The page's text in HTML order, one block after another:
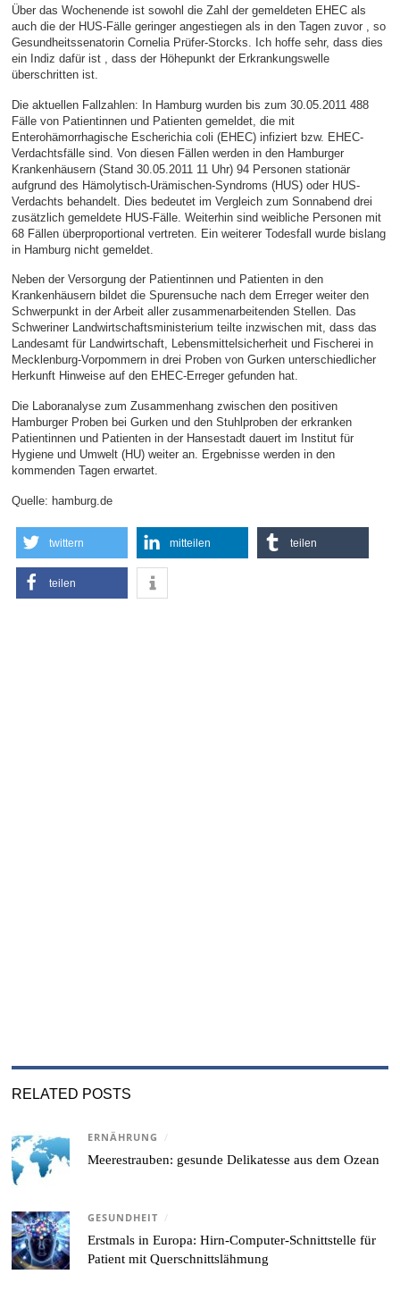
Über das Wochenende ist sowohl die Zahl der gemeldeten EHEC als
auch die der HUS-Fälle geringer angestiegen als in den Tagen zuvor , so
Gesundheitssenatorin Cornelia Prüfer-Storcks. Ich hoffe sehr, dass dies
ein Indiz dafür ist , dass der Höhepunkt der Erkrankungswelle
überschritten ist.
Die aktuellen Fallzahlen: In Hamburg wurden bis zum 30.05.2011 488
Fälle von Patientinnen und Patienten gemeldet, die mit
Enterohämorrhagische Escherichia coli (EHEC) infiziert bzw. EHEC-
Verdachtsfälle sind. Von diesen Fällen werden in den Hamburger
Krankenhäusern (Stand 30.05.2011 11 Uhr) 94 Personen stationär
aufgrund des Hämolytisch-Urämischen-Syndroms (HUS) oder HUS-
Verdachts behandelt. Dies bedeutet im Vergleich zum Sonnabend drei
zusätzlich gemeldete HUS-Fälle. Weiterhin sind weibliche Personen mit
68 Fällen überproportional vertreten. Ein weiterer Todesfall wurde bislang
in Hamburg nicht gemeldet.
Neben der Versorgung der Patientinnen und Patienten in den
Krankenhäusern bildet die Spurensuche nach dem Erreger weiter den
Schwerpunkt in der Arbeit aller zusammenarbeitenden Stellen. Das
Schweriner Landwirtschaftsministerium teilte inzwischen mit, dass das
Landesamt für Landwirtschaft, Lebensmittelsicherheit und Fischerei in
Mecklenburg-Vorpommern in drei Proben von Gurken unterschiedlicher
Herkunft Hinweise auf den EHEC-Erreger gefunden hat.
Die Laboranalyse zum Zusammenhang zwischen den positiven
Hamburger Proben bei Gurken und den Stuhlproben der erkranken
Patientinnen und Patienten in der Hansestadt dauert im Institut für
Hygiene und Umwelt (HU) weiter an. Ergebnisse werden in den
kommenden Tagen erwartet.
Quelle: hamburg.de
twittern mitteilen teilen
teilen
RELATED POSTS
ERNÄHRUNG /
Meerestrauben: gesunde Delikatesse aus dem Ozean
GESUNDHEIT /
Erstmals in Europa: Hirn-Computer-Schnittstelle für
Patient mit Querschnittslähmung